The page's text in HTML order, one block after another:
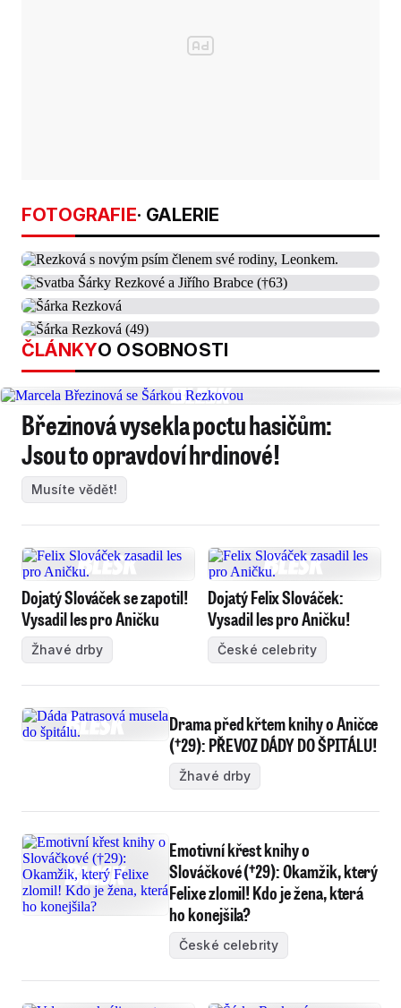
FOTOGRAFIE· GALERIE
ČLÁNKYO OSOBNOSTI
Březinová vysekla poctu hasičům:
Jsou to opravdoví hrdinové!
Musíte vědět!
Dojatý Slováček se zapotil!
Vysadil les pro Aničku
Žhavé drby
Dojatý Felix Slováček:
Vysadil les pro Aničku!
České celebrity
Drama před křtem knihy o Aničce
(†29): PŘEVOZ DÁDY DO ŠPITÁLU!
Žhavé drby
Emotivní křest knihy o
Slováčkové (†29): Okamžik, který
Felixe zlomil! Kdo je žena, která
ho konejšila?
České celebrity